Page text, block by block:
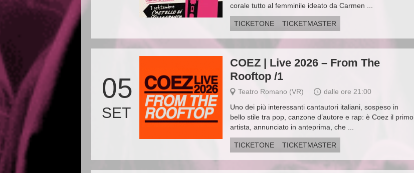
corale tutto al femminile ideato da Carmen ...
TICKETONE TICKETMASTER
05
SET
COEZ | Live 2026 – From The
Rooftop /1
Teatro Romano (VR)
dalle ore 21:00
Uno dei più interessanti cantautori italiani, sospeso in
bello stile tra pop, canzone d’autore e rap: è Coez il primo
artista, annunciato in anteprima, che ...
TICKETONE TICKETMASTER